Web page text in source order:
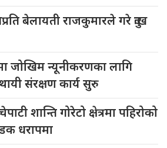
बेलायती राजकुमारले गरे दुःख
जोखिम न्यूनीकरणका लागि
संरक्षण कार्य सुरु
शान्ति गोरेटो क्षेत्रमा पहिरोको
धरापमा